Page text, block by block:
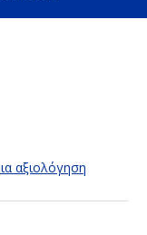
αξιολόγηση